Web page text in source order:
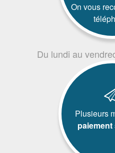
On vous
Du lundi au
Plusieurs